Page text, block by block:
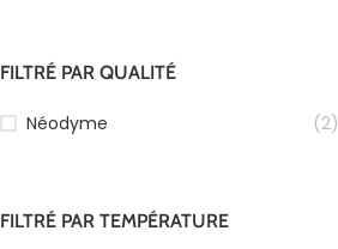
FILTRÉ PAR QUALITÉ
Néodyme (2)
FILTRÉ PAR TEMPÉRATURE